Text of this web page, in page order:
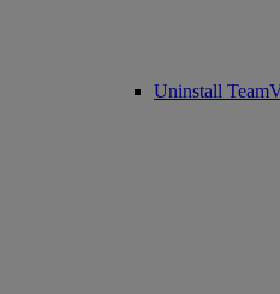
Uninstall